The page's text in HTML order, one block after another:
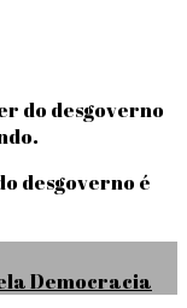
do desgoverno
Democracia